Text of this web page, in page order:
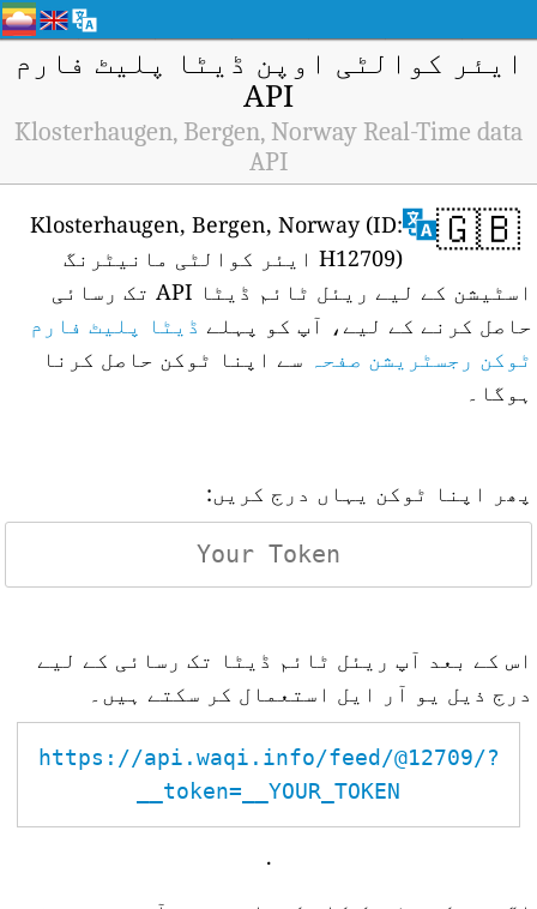
ایئر کوالٹی اوپن ڈیٹا پلیٹ فارم
API
Klosterhaugen, Bergen, Norway Real-Time data
API
🇬🇧
Klosterhaugen, Bergen, Norway (ID:
H12709) ایئر کوالٹی مانیٹرنگ
اسٹیشن کے لیے ریئل ٹائم ڈیٹا API تک رسائی
حاصل کرنے کے لیے، آپ کو پہلے ڈیٹا پلیٹ فارم
ٹوکن رجسٹریشن صفحہ سے اپنا ٹوکن حاصل کرنا
ہوگا۔
پھر اپنا ٹوکن یہاں درج کریں:
اس کے بعد آپ ریئل ٹائم ڈیٹا تک رسائی کے لیے
درج ذیل یو آر ایل استعمال کر سکتے ہیں۔
https://api.waqi.info/feed/@12709/?
token=__YOUR_TOKEN__
.